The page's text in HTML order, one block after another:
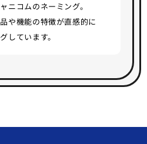
ニコムのネーミング。
や機能の特徴が直感的に
しています。